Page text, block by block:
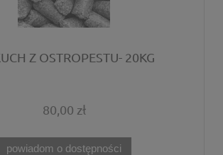
Z OSTROPESTU- 20KG
80,00 zł
powiadom o dostępności